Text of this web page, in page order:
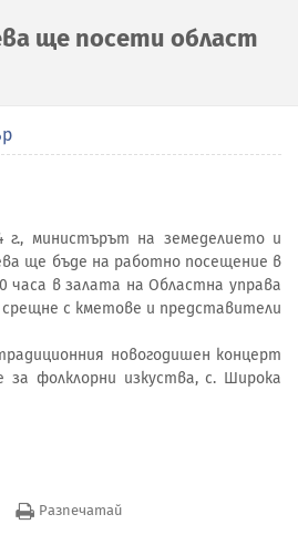
ще посети област
г., министърът на земеделието и
ще бъде на работно посещение в
часа в залата на Областна управа
с кметове и представители
новогодишен концерт
за фолклорни изкуства, с. Широка
Разпечатай